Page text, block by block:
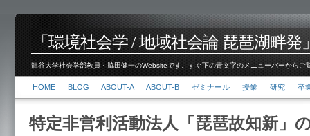
「環境社会学 / 地域社会論 琵琶湖畔発
龍谷大学社会学部教員・脇田健一のWebsiteです。すぐ下の青文字のメニューバーから
HOME BLOG ABOUT-A ABOUT-B ゼミナール 授業 研究 卒
特定非営利活動法人「琵琶故知新」